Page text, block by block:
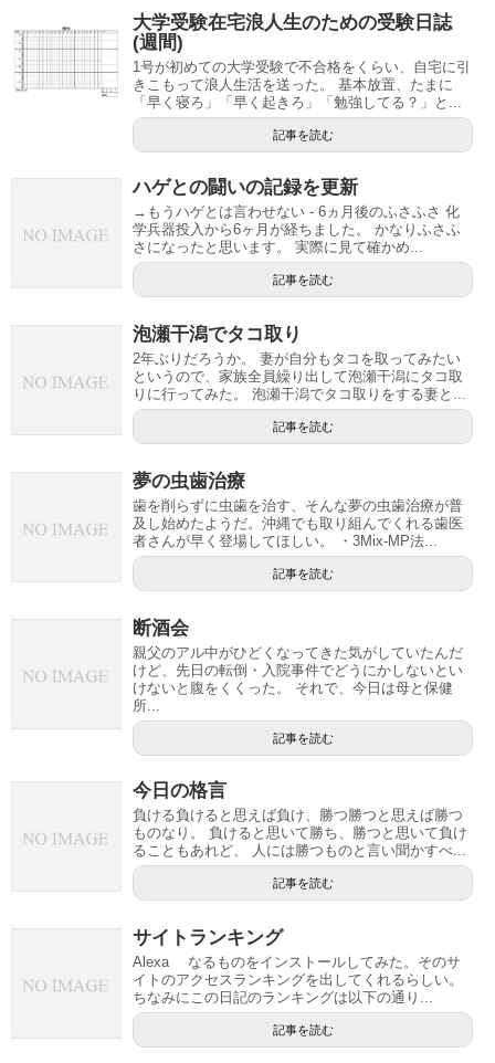
大学受験在宅浪人生のための受験日誌
(週間)
1号が初めての大学受験で不合格をくらい、自宅に引
きこもって浪人生活を送った。 基本放置、たまに
「早く寝ろ」「早く起きろ」「勉強してる？」と...
記事を読む
ハゲとの闘いの記録を更新
→もうハゲとは言わせない - 6ヵ月後のふさふさ 化
学兵器投入から6ヶ月が経ちました。 かなりふさふ
さになったと思います。 実際に見て確かめ...
記事を読む
泡瀬干潟でタコ取り
2年ぶりだろうか。 妻が自分もタコを取ってみたい
というので、家族全員繰り出して泡瀬干潟にタコ取
りに行ってみた。 泡瀬干潟でタコ取りをする妻と...
記事を読む
夢の虫歯治療
歯を削らずに虫歯を治す、そんな夢の虫歯治療が普
及し始めたようだ。沖縄でも取り組んでくれる歯医
者さんが早く登場してほしい。 ・3Mix-MP法...
記事を読む
断酒会
親父のアル中がひどくなってきた気がしていたんだ
けど、先日の転倒・入院事件でどうにかしないとい
けないと腹をくくった。 それで、今日は母と保健
所...
記事を読む
今日の格言
負ける負けると思えば負け、勝つ勝つと思えば勝つ
ものなり。 負けると思いて勝ち、勝つと思いて負け
ることもあれど、 人には勝つものと言い聞かすべ...
記事を読む
サイトランキング
Alexa なるものをインストールしてみた。そのサ
イトのアクセスランキングを出してくれるらしい。
ちなみにこの日記のランキングは以下の通り...
記事を読む